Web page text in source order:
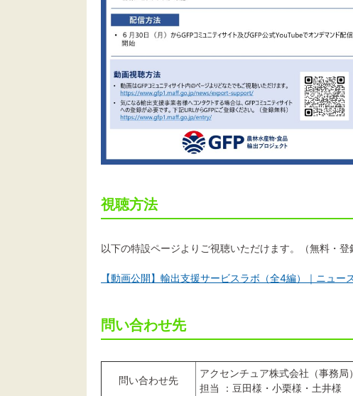
視聴方法
以下の特設ページよりご視聴いただけます。（無料・登
【動画公開】輸出支援サービスラボ（全4編）｜ニュ
問い合わせ先
問い合わせ先
アクセンチュア株式会社（事務局）
担当 ：豆田様・小栗様・土井様